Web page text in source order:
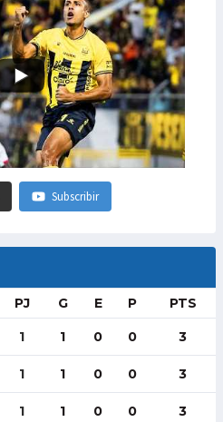
Subscribir
PJ G E P PTS
1 1 0 0 3
1 1 0 0 3
1 1 0 0 3